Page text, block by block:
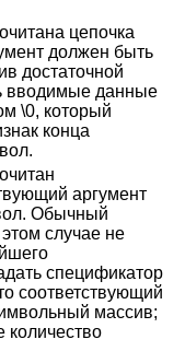
цепочка
должен быть
достаточной
вводимые данные
\0, который
конца
аргумент
Обычный
случае не
спецификатор
соответствующий
массив;
количество